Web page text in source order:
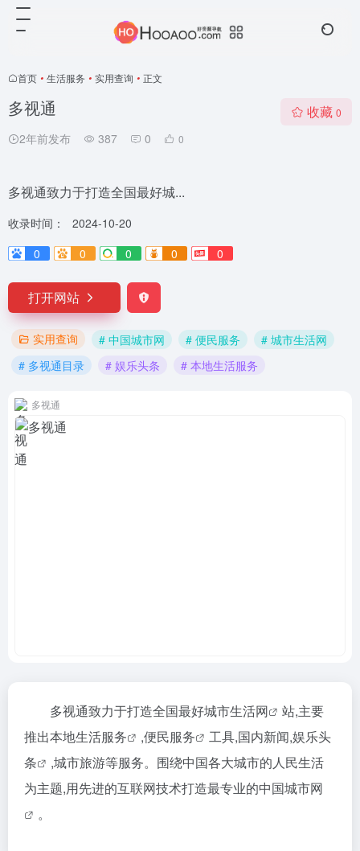
首页 • 生活服务 • 实用查询 • 正文
多视通
2年前发布 387 0 0
收藏 0
多视通致力于打造全国最好城...
收录时间：
2024-10-20
0
0 0 0 0
打开网站
实用查询 # 中国城市网 # 便民服务
# 城市生活网
# 多视通目录
# 娱乐头条 # 本地生活服务
多视通
多视通致力于打造全国最好城市生活网
站,主要
推出本地生活服务 ,便民服务 工具,国内新闻,娱乐头
条
,城市旅游等服务。围绕中国各大城市的人民生活
为主题,用先进的互联网技术打造最专业的中国城市网
。